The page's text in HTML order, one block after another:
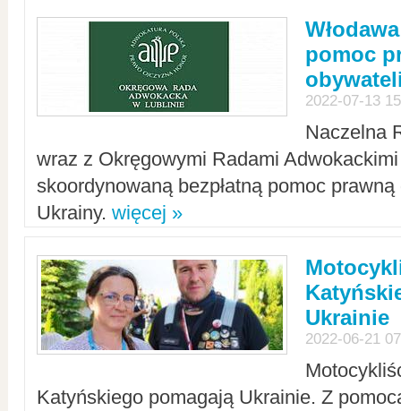
pomoc
2022-07-13
Naczelna
wraz z Okręgowymi Radami Adwokackimi
skoordynowaną bezpłatną pomoc
Ukrainy. więcej »
Ukrainie
2022-06-21
Katyńskiego pomagają Ukrainie. Z